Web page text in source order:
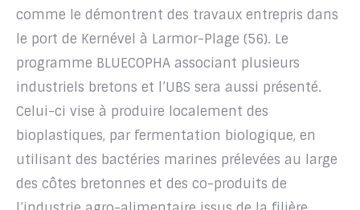
comme le démontrent des travaux entrepris dans
le port de Kernével à Larmor-Plage (56). Le
programme BLUECOPHA associant plusieurs
industriels bretons et l’UBS sera aussi présenté.
Celui-ci vise à produire localement des
bioplastiques, par fermentation biologique, en
utilisant des bactéries marines prélevées au large
des côtes bretonnes et des co-produits de